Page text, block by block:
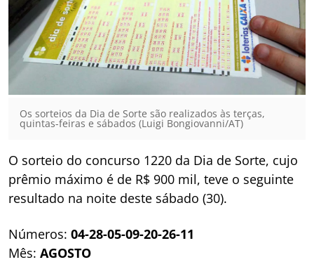
Os sorteios da Dia de Sorte são realizados às terças,
quintas-feiras e sábados (Luigi Bongiovanni/AT)
O sorteio do concurso 1220 da Dia de Sorte, cujo
prêmio máximo é de R$ 900 mil, teve o seguinte
resultado na noite deste sábado (30).
Números: 04-28-05-09-20-26-11
Mês: AGOSTO